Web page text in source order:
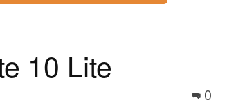
10 Lite
0